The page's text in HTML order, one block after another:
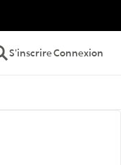
S'inscrireConnexion